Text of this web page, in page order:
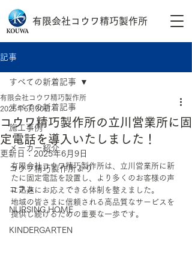
有限会社コウワ精巧製作所
記事
すべての新着記事
施工事例
メーカー紹介
コウワ精巧製作所より
コラム
NURSING HOME
KINDERGARTEN
すべての新着記事
コウワ精巧製作所の立川営業所に固
定電話を導入いたしました！
有限会社コウワ精巧製作所
2025年5月30日
更新日： 2025年6月9日
有限会社コウワ精巧製作所は、立川営業所に新
たに固定電話を設置し、より多くのお客様の声
に迅速にお応えできる体制を整えました。
地域の皆さまに信頼される高品質なサービスを
提供し続けるための重要な一歩です。